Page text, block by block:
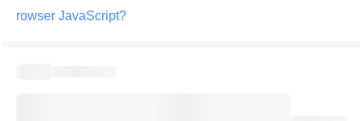
rowser JavaScript?